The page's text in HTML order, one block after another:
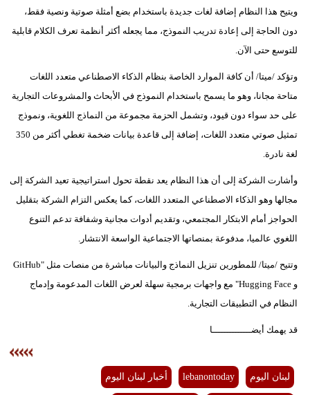
علوم
وتكنولوجيا
مدوَّنات
أبراج
سيارات
ويتيح هذا النظام إضافة لغات جديدة باستخدام بضع أمثلة صوتية ونصية فقط،
دون الحاجة إلى إعادة تدريب النموذج، مما يجعله أكثر أنظمة تعرف الكلام قابلية
للتوسع حتى الآن.
وتؤكد /ميتا/ أن كافة الموارد الخاصة بنظام الذكاء الاصطناعي متعدد اللغات
متاحة مجانا، وهو ما يسمح باستخدام النموذج في الأبحاث والمشروعات التجارية
على حد سواء دون قيود، وتشمل الحزمة مجموعة من النماذج اللغوية، ونموذج
تمثيل صوتي متعدد اللغات، إضافة إلى قاعدة بيانات ضخمة تغطي أكثر من 350
لغة نادرة.
وأشارت الشركة إلى أن هذا النظام يعد نقطة تحول استراتيجية تعيد الشركة إلى
مجالها وهو الذكاء الاصطناعي المتعدد اللغات، كما يعكس التزام الشركة بتقليل
الحواجز أمام الابتكار المجتمعي، وتقديم أدوات مجانية وشفافة تدعم التنوع
اللغوي عالميا، مدفوعة بمنصاتها الاجتماعية الواسعة الانتشار.
وتتيح /ميتا/ للمطورين تنزيل النماذج والبيانات مباشرة من منصات مثل "GitHub
و Hugging Face" مع واجهات برمجية سهلة لعرض اللغات المدعومة وإدماج
النظام في التطبيقات التجارية.
قد يهمك أيضــــــــــــــا
لبنان اليوم lebanontoday أخبار لبنان اليوم